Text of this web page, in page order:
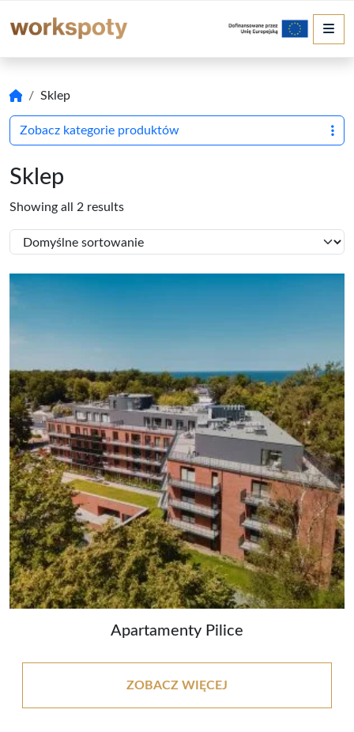
Sklep
Sklep
Showing all 2 results
Apartamenty Pilice
ZOBACZ WIĘCEJ
Zobacz kategorie produktów